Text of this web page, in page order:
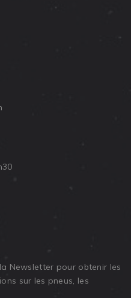
Newsletter pour obtenir les
sur les pneus, les